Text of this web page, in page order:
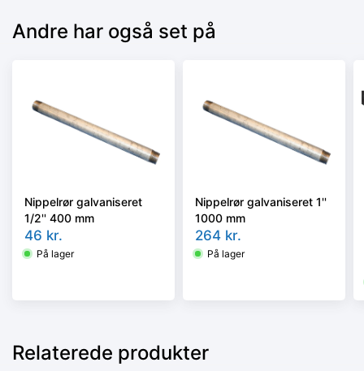
Andre har også set på
Nippelrør galvaniseret
1/2'' 400 mm
46 kr.
På lager
Nippelrør galvaniseret 1''
1000 mm
264 kr.
På lager
Relaterede produkter